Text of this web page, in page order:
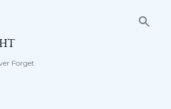
Forget